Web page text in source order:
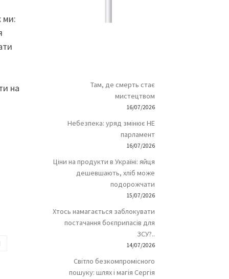
ми:
на
Там, де смерть стає
мистецтвом
16/07/2026
Небезпека: уряд змінює НЕ
парламент
16/07/2026
Ціни на продукти в Україні: яйця
дешевшають, хліб може
подорожчати
15/07/2026
Хтось намагається заблокувати
постачання боєприпасів для
ЗСУ?..
14/07/2026
Світло безкомпромісного
пошуку: шлях і магія Сергія